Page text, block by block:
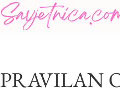
PRAVILAN